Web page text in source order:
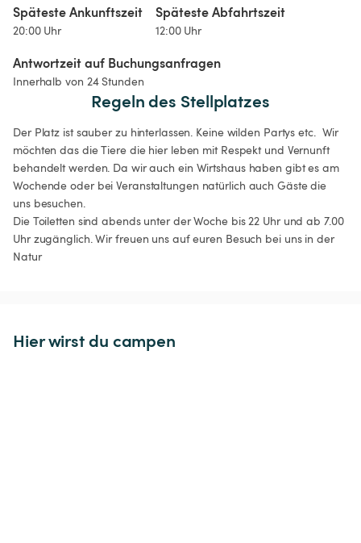
Späteste Ankunftszeit
20:00 Uhr
Späteste Abfahrtszeit
12:00 Uhr
Antwortzeit auf Buchungsanfragen
Innerhalb von 24 Stunden
Regeln des Stellplatzes
Der Platz ist sauber zu hinterlassen. Keine wilden Partys etc.  Wir
möchten das die Tiere die hier leben mit Respekt und Vernunft
behandelt werden. Da wir auch ein Wirtshaus haben gibt es am
Wochende oder bei Veranstaltungen natürlich auch Gäste die
uns besuchen.
Die Toiletten sind abends unter der Woche bis 22 Uhr und ab 7.00
Uhr zugänglich. Wir freuen uns auf euren Besuch bei uns in der
Natur
Hier wirst du campen